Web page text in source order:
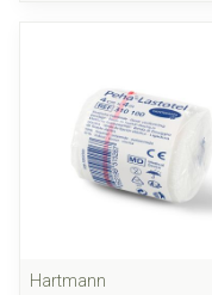
Hartmann